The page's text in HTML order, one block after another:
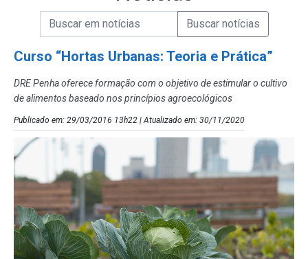
Campo de Busca de Notícias
Campo de Busca de informaçõesEnviar a Busca de Notícias
Curso “Hortas Urbanas: Teoria e Prática”
DRE Penha oferece formação com o objetivo de estimular o cultivo
de alimentos baseado nos princípios agroecológicos
Publicado em: 29/03/2016 13h22 | Atualizado em: 30/11/2020